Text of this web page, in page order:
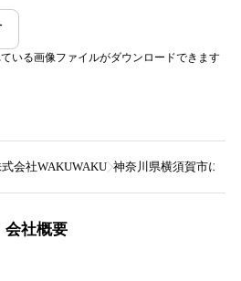
いる画像ファイルがダウンロードできます
会社WAKUWAKU 神奈川県横須賀市にシ
会社概要